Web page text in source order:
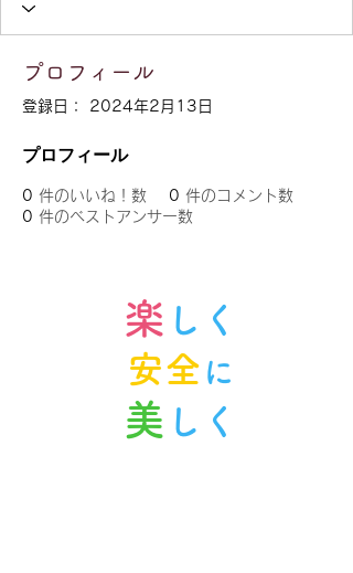
プロフィール
登録日： 2024年2月13日
プロフィール
0 件のいいね！数 0 件のコメント数
0 件のベストアンサー数
楽 しく
安全 に
美 しく